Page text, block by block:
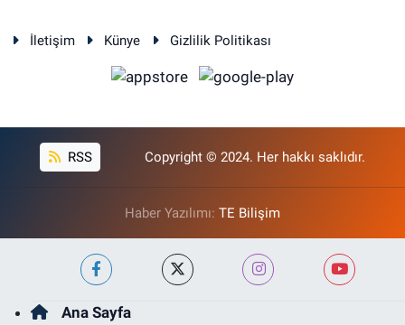
İletişim Künye Gizlilik Politikası
RSS Copyright © 2024. Her hakkı saklıdır.
Haber Yazılımı: TE Bilişim
Ana Sayfa